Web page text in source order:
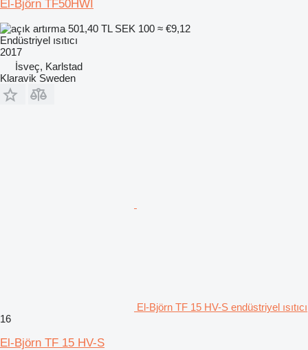
El-Björn TF50HWI
501,40 TL SEK 100 ≈ €9,12
Endüstriyel ısıtıcı
2017
İsveç, Karlstad
Klaravik Sweden
El-Björn TF 15 HV-S endüstriyel ısıtıcı
16
El-Björn TF 15 HV-S